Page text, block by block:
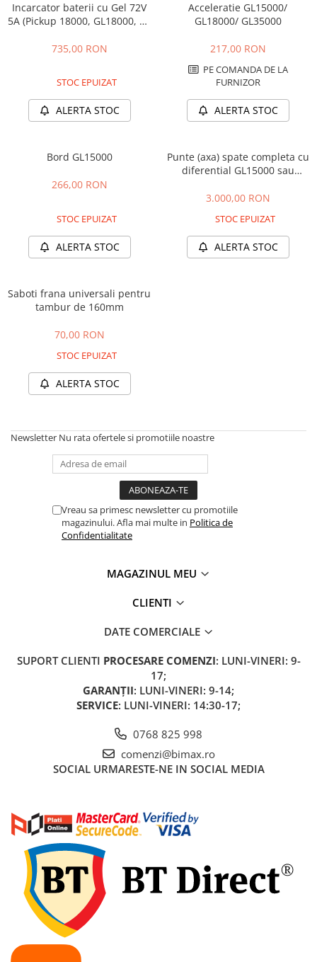
Camere
Cauciucuri
Controllere
Biciclete Electrice
⬇ TIPURI
Barbati
Kuba
Ztech
Acceleratii
Acumulatori 24V
Acumulatori 36V
Acumulatori 48V
Cauciucuri
Camere
Incarcatoare 48V
Cauciuc Trotineta Electrica
Incarcator Trotineta Electrica
Acceleratie Trotineta Electrica
Display/Ecran Trotineta Electrica
Motor Trotineta Electrica
Aparatori Noroi Trotineta Electrica
Electrice Diverse, Contacte,
Butoane
Lumini Trotinete Electrice
Piese Kugoo
Kukirin M4 MAX
Kukirin S1 MAX 2025-2026
KuKirin G2
Incarcator baterii cu Gel 72V
5A (Pickup 18000, GL18000, GL
735,00 RON
STOC EPUIZAT
ALERTA STOC
Acceleratie GL15000/
GL18000/ GL35000
217,00 RON
PE COMANDA DE LA
FURNIZOR
ALERTA STOC
Bord GL15000
266,00 RON
STOC EPUIZAT
ALERTA STOC
Punte (axa) spate completa cu
diferential GL15000 sau
3.000,00 RON
STOC EPUIZAT
ALERTA STOC
Saboti frana universali pentru
tambur de 160mm
70,00 RON
STOC EPUIZAT
ALERTA STOC
Newsletter Nu rata ofertele si promotiile noastre
Vreau sa primesc newsletter cu promotiile
magazinului. Afla mai multe in Politica de
Confidentialitate
MAGAZINUL MEU
CLIENTI
DATE COMERCIALE
SUPORT CLIENTI PROCESARE COMENZI: LUNI-VINERI: 9-
17;
GARANȚII: LUNI-VINERI: 9-14;
SERVICE: LUNI-VINERI: 14:30-17;
0768 825 998
comenzi@bimax.ro
SOCIAL URMARESTE-NE IN SOCIAL MEDIA